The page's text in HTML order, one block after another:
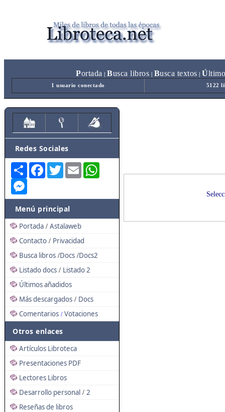
Portada Busca libros Busca textos Ú
1 usuario conectado 5122
Redes Sociales
Share FacebookTwitterEmail
Menú principal
Portada / Astalaweb
Contacto / Privacidad
Busca libros /Docs /Docs2
Listado docs / Listado 2
Últimos añadidos
Más descargados / Docs
Comentarios / Votaciones
Otros enlaces
Artículos Libroteca
Presentaciones PDF
Lectores Libros
Desarrollo personal / 2
Reseñas de libros